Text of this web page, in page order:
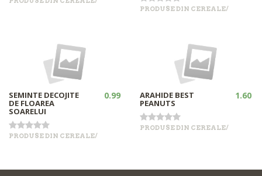
PRODUSE DIN CEREALE/
SEMINTE DECOJITE
DE FLOAREA
SOARELUI
0.99
PRODUSE DIN CEREALE/
ARAHIDE BEST
PEANUTS
1.60
PRODUSE DIN CEREALE/